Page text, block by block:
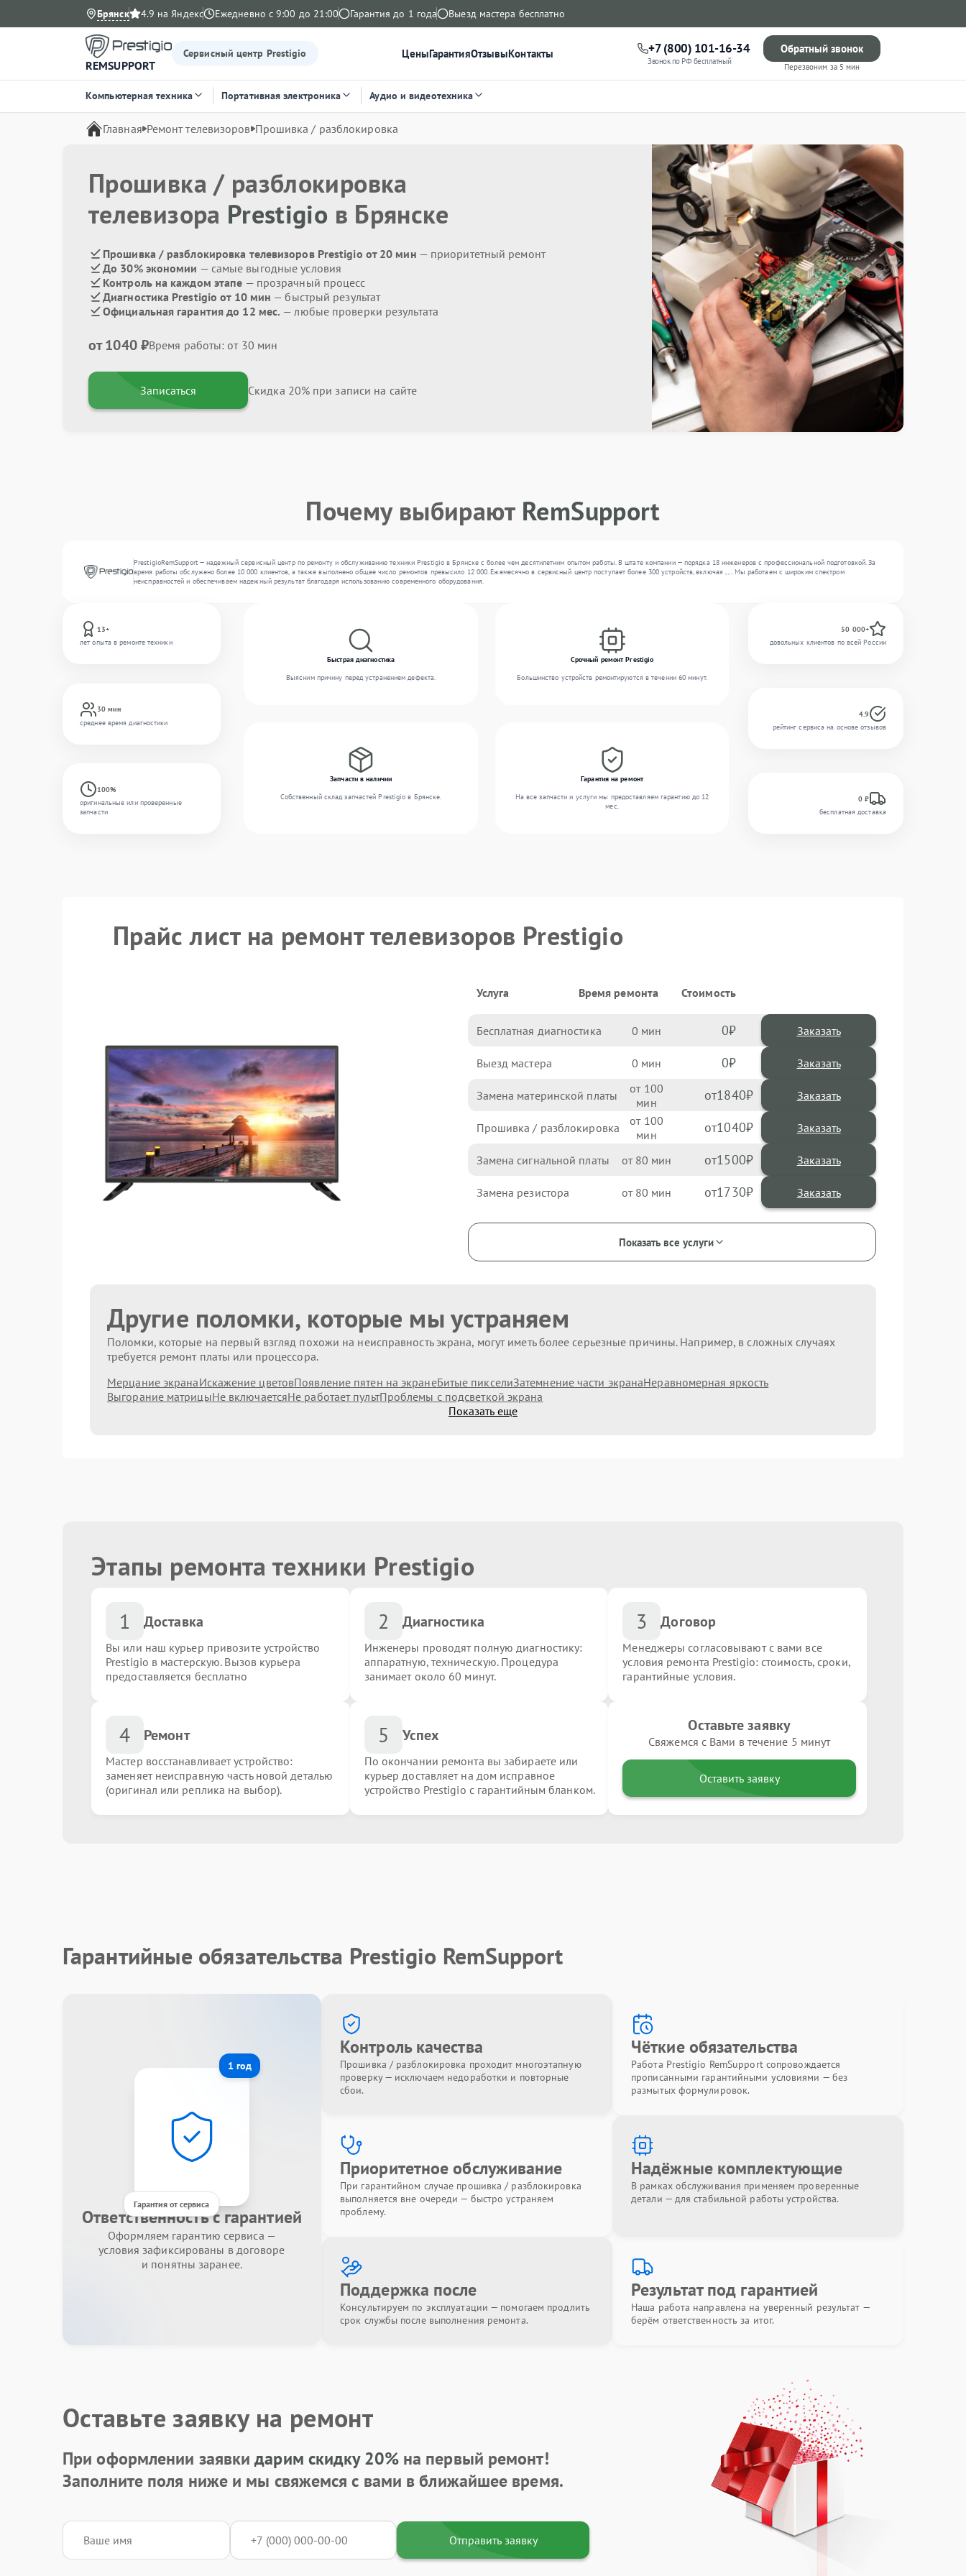
Брянск 4.9 на Яндекс Ежедневно с 9:00 до 21:00 Гарантия до 1 года Выезд мастера бесплатно
REMSUPPORT
Сервисный центр Prestigio ЦеныГарантияОтзывыКонтакты +7 (800) 101-16-34
Звонок по РФ бесплатный
Обратный звонок
Перезвоним за 5 мин
Компьютерная техника Портативная электроника Аудио и видеотехника
Главная Ремонт телевизоров Прошивка / разблокировка
Прошивка / разблокировка
телевизора Prestigio в Брянске
Прошивка / разблокировка телевизоров Prestigio от 20 мин — приоритетный ремонт
До 30% экономии — самые выгодные условия
Контроль на каждом этапе — прозрачный процесс
Диагностика Prestigio от 10 мин — быстрый результат
Официальная гарантия до 12 мес. — любые проверки результата
от 1040 ₽Время работы: от 30 мин
Записаться Скидка 20% при записи на сайте
Почему выбирают RemSupport
PrestigioRemSupport — надежный сервисный центр по ремонту и обслуживанию техники Prestigio в Брянске с более чем десятилетним опытом работы. В штате компании — порядка 18 инженеров с профессиональной подготовкой. За
время работы обслужено более 10 000 клиентов, а также выполнено общее число ремонтов превысило 12 000. Ежемесячно в сервисный центр поступает более 300 устройств, включая , , . Мы работаем с широким спектром
неисправностей и обеспечиваем надежный результат благодаря использованию современного оборудования.
13+
лет опыта в ремонте техники
30 мин
среднее время диагностики
100%
оригинальные или проверенные
запчасти
Быстрая диагностика
Выясним причину перед устранением дефекта.
Срочный ремонт Prestigio
Большинство устройств ремонтируются в течении 60 минут.
Запчасти в наличии
Собственный склад запчастей Prestigio в Брянске.
Гарантия на ремонт
На все запчасти и услуги мы предоставляем гарантию до 12
мес.
50 000+
довольных клиентов по всей России
4.9
рейтинг сервиса на основе отзывов
0 ₽
бесплатная доставка
Прайс лист на ремонт телевизоров Prestigio
Услуга Время ремонта Стоимость
Бесплатная диагностика 0 0 Заказать
Выезд мастера 0 0 Заказать
Замена материнской платы 100 1840
Прошивка / разблокировка 100 1040
Замена сигнальной платы 80 1500
Замена резистора 80 1730
Показать все услуги
Другие поломки, которые мы устраняем
Поломки, которые на первый взгляд похожи на неисправность экрана, могут иметь более серьезные причины. Например, в сложных случаях
требуется ремонт платы или процессора.
Мерцание экранаИскажение цветовПоявление пятен на экранеБитые пикселиЗатемнение части экранаНеравномерная яркость
Выгорание матрицыНе включаетсяНе работает пультПроблемы с подсветкой экрана
Показать еще
Этапы ремонта техники Prestigio
1 Доставка
Вы или наш курьер привозите устройство
Prestigio в мастерскую. Вызов курьера
предоставляется бесплатно
2 Диагностика
Инженеры проводят полную диагностику:
аппаратную, техническую. Процедура
занимает около 60 минут.
3 Договор
Менеджеры согласовывают с вами все
условия ремонта Prestigio: стоимость, сроки,
гарантийные условия.
4 Ремонт
Мастер восстанавливает устройство:
заменяет неисправную часть новой деталью
(оригинал или реплика на выбор).
5 Успех
По окончании ремонта вы забираете или
курьер доставляет на дом исправное
устройство Prestigio с гарантийным бланком.
Оставьте заявку
Свяжемся с Вами в течение 5 минут
Оставить заявку
Гарантийные обязательства Prestigio RemSupport
1 год
Гарантия от сервиса
Ответственность с гарантией
Оформляем гарантию сервиса —
условия зафиксированы в договоре
и понятны заранее.
Контроль качества
Прошивка / разблокировка проходит многоэтапную
проверку — исключаем недоработки и повторные
сбои.
Чёткие обязательства
Работа Prestigio RemSupport сопровождается
прописанными гарантийными условиями — без
размытых формулировок.
Приоритетное обслуживание
При гарантийном случае прошивка / разблокировка
выполняется вне очереди — быстро устраняем
проблему.
Надёжные комплектующие
В рамках обслуживания применяем проверенные
детали — для стабильной работы устройства.
Поддержка после
Консультируем по эксплуатации — помогаем продлить
срок службы после выполнения ремонта.
Результат под гарантией
Наша работа направлена на уверенный результат —
берём ответственность за итог.
Оставьте заявку на ремонт
При оформлении заявкидарим скидку 20%на первый ремонт!
Заполните поля ниже и мы свяжемся с вами в ближайшее время.
Отправить заявку